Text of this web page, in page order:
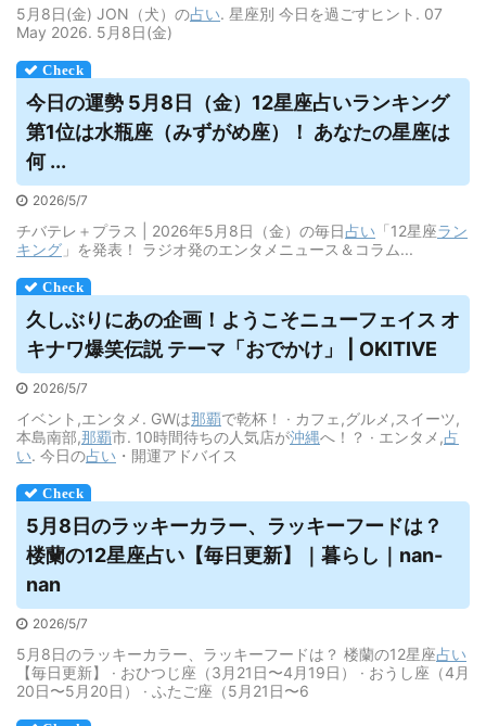
5月8日(金) JON（犬）の占い. 星座別 今日を過ごすヒント. 07
May 2026. 5月8日(金)
今日の運勢 5月8日（金）12星座占いランキング
第1位は水瓶座（みずがめ座）！ あなたの星座は
何 ...
2026/5/7
チバテレ＋プラス | 2026年5月8日（金）の毎日占い 「12星座ラン
キング 」を発表！ ラジオ発のエンタメニュース＆コラム...
久しぶりにあの企画！ようこそニューフェイス オ
キナワ爆笑伝説 テーマ「おでかけ」 | OKITIVE
2026/5/7
イベント,エンタメ. GWは那覇で乾杯！ · カフェ,グルメ,スイーツ,
本島南部,那覇市. 10時間待ちの人気店が沖縄へ！？ · エンタメ,占
い. 今日の占い ・開運アドバイス
5月8日のラッキーカラー、ラッキーフードは？
楼蘭の12星座占い 【毎日更新】｜暮らし｜nan-
nan
2026/5/7
5月8日のラッキーカラー、ラッキーフードは？ 楼蘭の12星座占い
【毎日更新】 · おひつじ座（3月21日〜4月19日） · おうし座（4月
20日〜5月20日） · ふたご座（5月21日〜6